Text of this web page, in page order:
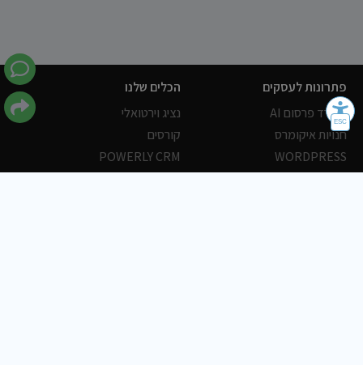
פתרונות לעסקים
משרד פרסום AI
חנויות איקומרס
WORDPRESS
הכלים שלנו
נציג וירטואלי
קורסים
POWERLY CRM